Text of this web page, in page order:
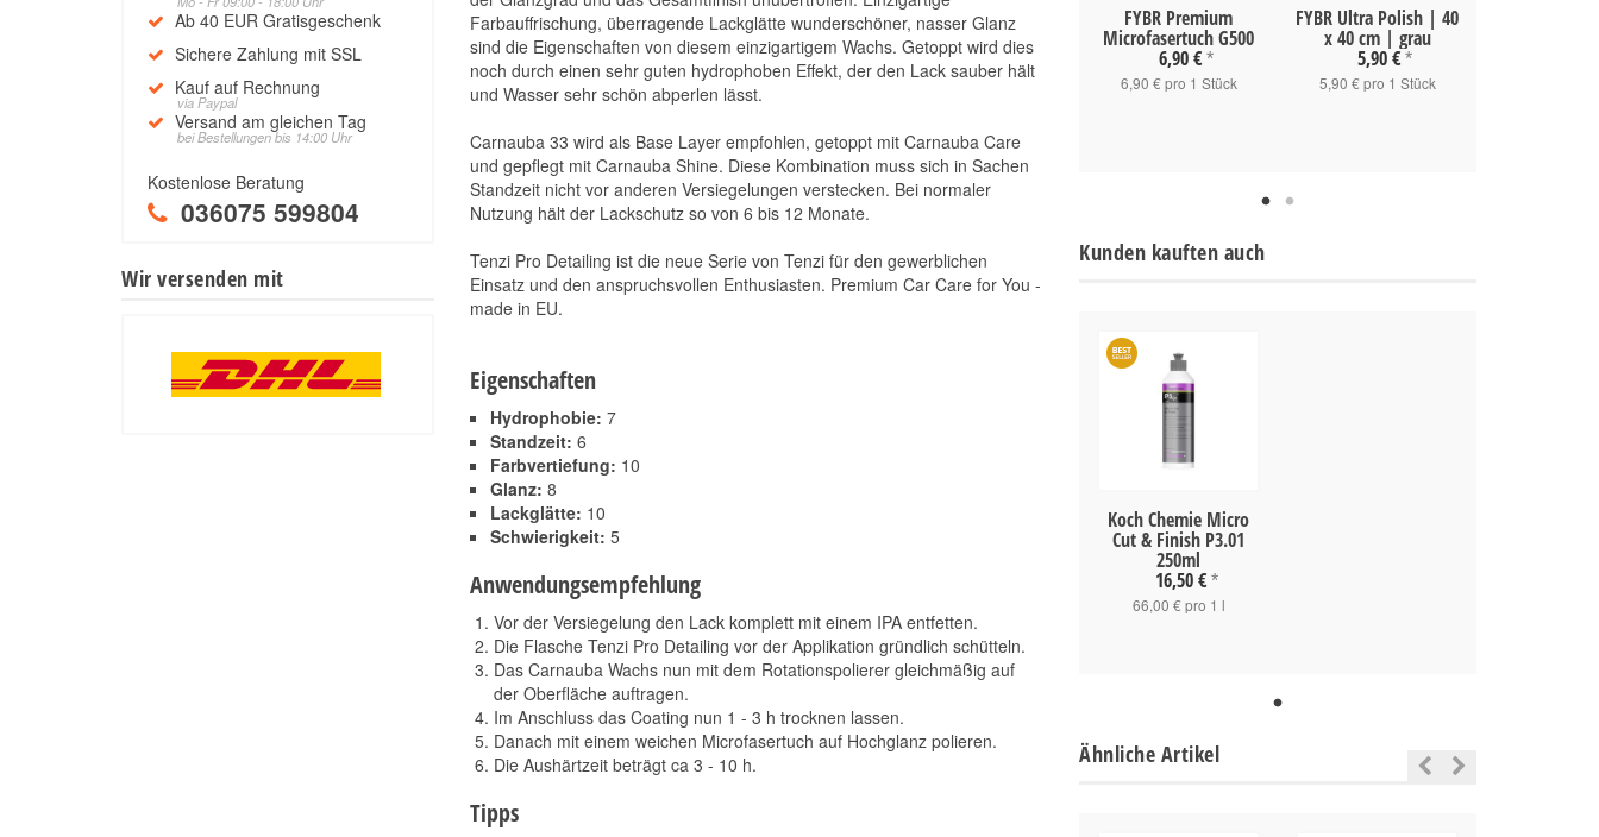
Farbauffrischung, überragende Lackglätte wunderschöner, nasser Glanz
sind die Eigenschaften von diesem einzigartigem Wachs. Getoppt wird dies
noch durch einen sehr guten hydrophoben Effekt, der den Lack sauber hält
und Wasser sehr schön abperlen lässt.
Carnauba 33 wird als Base Layer empfohlen, getoppt mit Carnauba Care
und gepflegt mit Carnauba Shine. Diese Kombination muss sich in Sachen
Standzeit nicht vor anderen Versiegelungen verstecken. Bei normaler
Nutzung hält der Lackschutz so von 6 bis 12 Monate.
Tenzi Pro Detailing ist die neue Serie von Tenzi für den gewerblichen
Einsatz und den anspruchsvollen Enthusiasten. Premium Car Care for You -
made in EU.
Eigenschaften
Hydrophobie: 7
Standzeit: 6
Farbvertiefung: 10
Glanz: 8
Lackglätte: 10
Schwierigkeit: 5
Anwendungsempfehlung
Vor der Versiegelung den Lack komplett mit einem IPA entfetten.
Die Flasche Tenzi Pro Detailing vor der Applikation gründlich schütteln.
Das Carnauba Wachs nun mit dem Rotationspolierer gleichmäßig auf
der Oberfläche auftragen.
Im Anschluss das Coating nun 1 - 3 h trocknen lassen.
Danach mit einem weichen Microfasertuch auf Hochglanz polieren.
Die Aushärtzeit beträgt ca 3 - 10 h.
Tipps
Tenzi Pro Detailing
Carnauba Care 700 ml
12,90 € *
18,43 € pro 1 l
Tenzi Pro Detailing
Carnauba Shine 700
ml
14,90 € *
FYBR Premium
Microfasertuch G500
6,90 € *
6,90 € pro 1 Stück
FYBR Ultra Polish | 40
x 40 cm | grau
5,90 € *
5,90 € pro 1 Stück
Kunden kauften auch
Koch Chemie Micro
Cut & Finish P3.01
250ml
16,50 € *
66,00 € pro 1 l
Ähnliche Artikel
Ab 40 EUR Gratisgeschenk
Sichere Zahlung mit SSL
Kauf auf Rechnung
via Paypal
Versand am gleichen Tag
bei Bestellungen bis 14:00 Uhr
Kostenlose Beratung
036075 599804
Wir versenden mit